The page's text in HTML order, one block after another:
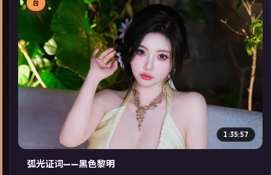
▶
台
1:35:57
弧光证词——黑色黎明